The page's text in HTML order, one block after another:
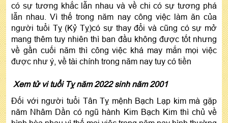
có sự tương khắc lẫn nhau và về chi có sự tương phá
lẫn nhau. Vì thế trong năm nay công việc làm ăn của
người tuổi Tỵ (Kỷ Tỵ)có sự thay đổi và cũng có sự mở
mang thêm tuy nhiên thì ban đầu không được tốt nhưng
về gần cuối năm thì công việc khá may mắn mọi việc
được như ý, về tài chính trong năm nay tuy có tiền
Xem tử vi tuổi Tỵ năm 2022 sinh năm 2001
Đối với người tuổi Tân Tỵ mệnh Bạch Lạp kim mà gặp
năm Nhâm Dần có ngũ hành Kim Bạch Kim thì chủ về